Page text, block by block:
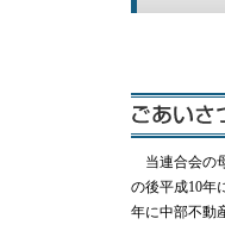
当連合会の
の後平成10年
年に中部不動